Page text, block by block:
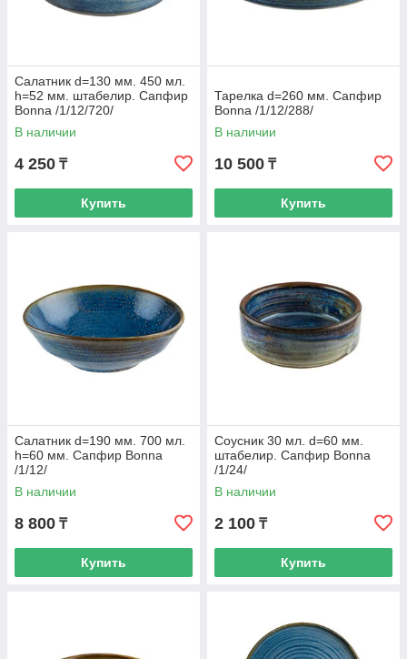
Салатник d=130 мм. 450 мл.
h=52 мм. штабелир. Сапфир
Bonna /1/12/720/
В наличии
4 250 ₸
Купить
Тарелка d=260 мм. Сапфир
Bonna /1/12/288/
В наличии
10 500 ₸
Купить
Салатник d=190 мм. 700 мл.
h=60 мм. Сапфир Bonna
/1/12/
В наличии
8 800 ₸
Купить
Соусник 30 мл. d=60 мм.
штабелир. Сапфир Bonna
/1/24/
В наличии
2 100 ₸
Купить